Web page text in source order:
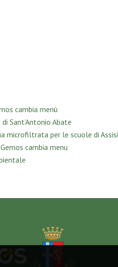
cambia menù
Sant’Antonio Abate
microfiltrata per le scuole di Assisi
cambia menu